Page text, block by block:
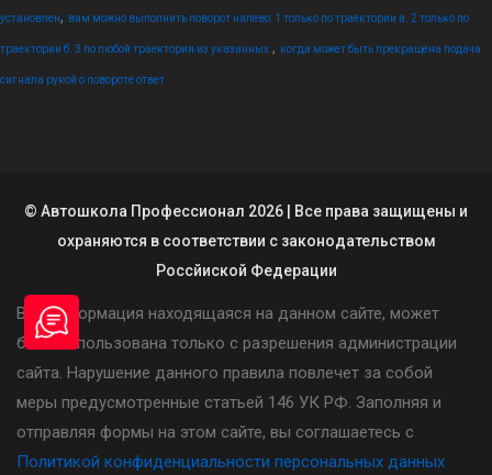
установлен, вам можно выполнить поворот налево: 1 только по траектории а. 2 только по
траектории б. 3 по любой траектории из указанных. , когда может быть прекращена подача
сигнала рукой о повороте ответ
© Автошкола Профессионал 2026 | Все права защищены и
охраняются в соответствии с законодательством
Россйиской Федерации
Вся информация находящаяся на данном сайте, может
быть использована только с разрешения администрации
сайта. Нарушение данного правила повлечет за собой
меры предусмотренные статьей 146 УК РФ. Заполняя и
отправляя формы на этом сайте, вы соглашаетесь с
Политикой конфиденциальности персональных данных